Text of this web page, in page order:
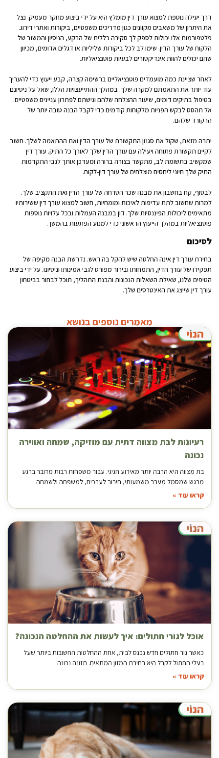
דרך יעילה נוספת למצוא עורך דין מומלץ היא על ידי ביצוע מחקר מעמיק. נצל
את היתרון של משאבים מקוונים כגון מדריכים משפטיים, ביקורות ואתרי דירוג.
פלטפורמות אלו יכולות לספק לך סקירה כללית של הרקע, הניסיון והמשוב של
הלקוח של עורך הדין. שימו לב לכל ביקורות שליליות או דגלים אדומים, מכיוון
שהם יכולים להוות אינדיקטורים לבעיות פוטנציאליות.
לאחר שציינת כמה מועמדים פוטנציאליים ברשימה קצרה, קבע ייעוץ כדי להעריך
עוד יותר את התאמתם למקרה שלך. במהלך ההתייעצויות הללו, שאל על ניסיונם
בטיפול בתיקים דומים, שיעור ההצלחה שלהם וגישתם לפתרון עניינים משפטיים.
אל תהסס לבקש הפניות מלקוחות קודמים כדי לקבל הבנה טובה יותר של
הרקורד שלהם.
יתרה מזאת, שקול את סגנון התקשורת של עורך הדין ואת ההתאמה לשלך. חשוב
לקיים תקשורת פתוחה ויעילה עם עורך הדין שלך לאורך כל התיק. עורך דין
שמקשיב בתשומת לב, מתקשר בצורה ברורה ומעדכן אותך לגבי התקדמות
התיק שלך חיוני ליחסים מוצלחים של עורך דין-לקוח.
לבסוף, קח בחשבון את מבנה שכר הטרחה של עורך הדין ואת התקציב שלך.
למרות שחשוב לתת עדיפות לאיכות ומומחיות, חשוב למצוא עורך דין ששירותיו
מתאימים ליכולות הפיננסיות שלך. דון במבנה העמלות ובכל עלויות נוספות
פוטנציאליות במהלך הייעוץ הראשוני כדי למנוע הפתעות בהמשך.
לסיכום
בחירת עורך דין אינה החלטה שיש להקל בה ראש. נדרשת הבנה מקיפה של
תפקידו של עורך הדין, התמחותו ובירור מפורט לגבי אמינותו וניסיונו. על ידי ביצוע
הטיפים שלנו, שאילת השאלות הנכונות והבנת התהליך, תוכל לבחור בביטחון
עורך דין שייצג את האינטרסים שלך.
מאמרים נוספים בנושא
רעיונות לבת מצווה דתית עם מוזיקה, שמחה ואווירה
נכונה
בת מצווה היא הרבה יותר מאירוע חגיגי. עבור משפחות רבות מדובר ברגע
מרגש שמסמל מעבר משמעותי, חיבור לערכים, למשפחה ולשמחה
קראו עוד »
אוכל לגורי חתולים: איך לעשות את ההחלטה הנכונה?
כאשר גור חתולים חדש נכנס לבית, אחת ההחלטות החשובות ביותר שעל
בעלי החתול לקבל היא בחירת המזון המתאים. תזונה נכונה
קראו עוד »